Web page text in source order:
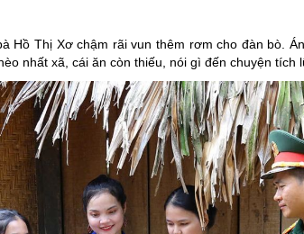
Hồ Thị Xơ chậm rãi vun thêm rơm cho đàn bò.
nhất xã, cái ăn còn thiếu, nói gì đến chuyện tích